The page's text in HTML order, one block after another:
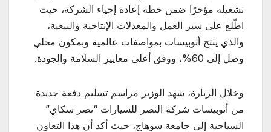
تشغيله مؤخرًا ضمن خطة إعادة إحياء الشركة، حيث
اطّلع على سير العمل والمعدلات الإنتاجية والبيعية،
والذي ينتج أتوبيسات بمواصفات عالمية وبمكون محلي
وصل إلى 60%، ووفق أعلى معايير السلامة والجودة.
وخلال الزيارة، شهد الوزير مراسم تسليم دفعة جديدة
من أتوبيسات شركة النصر للسيارات “نصر سكاي”
السياحية إلى جامعة سوهاج، حيث أكد أن هذا التعاون